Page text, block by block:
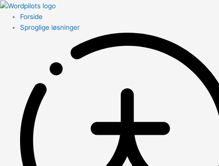
Forside
Sproglige løsninger